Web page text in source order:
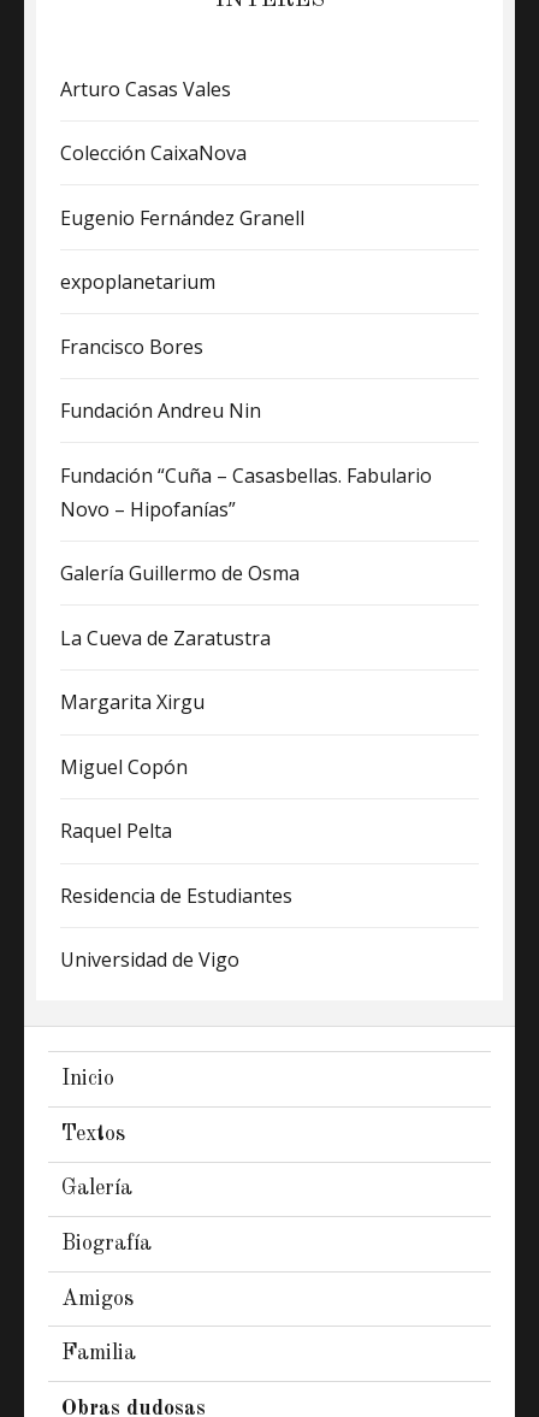
Arturo Casas Vales
Colección CaixaNova
Eugenio Fernández Granell
expoplanetarium
Francisco Bores
Fundación Andreu Nin
Fundación “Cuña – Casasbellas. Fabulario
Novo – Hipofanías”
Galería Guillermo de Osma
La Cueva de Zaratustra
Margarita Xirgu
Miguel Copón
Raquel Pelta
Residencia de Estudiantes
Universidad de Vigo
Inicio
Textos
Galería
Biografía
Amigos
Familia
Obras dudosas